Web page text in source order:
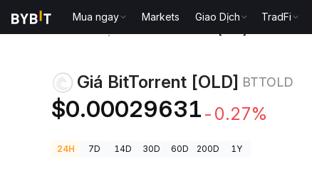
Mua ngay Markets Giao Dịch TradFi
Giá BitTorrent [OLD] BTTOLD
$0.00029631 -0.27%
24H 7D 14D 30D 60D 200D 1Y